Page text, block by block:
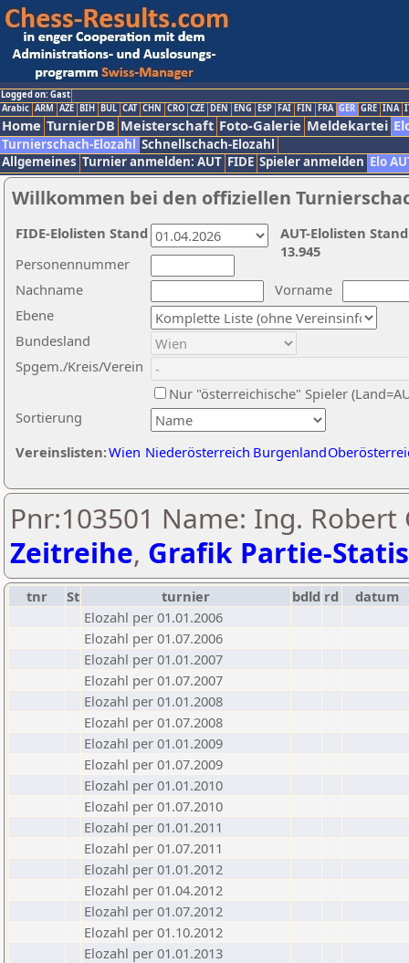
Logged on: Gast
Arabic ARM AZE BIH BUL CAT CHN CRO CZE DEN ENG ESP FAI FIN FRA GER GRE INA
Home TurnierDB Meisterschaft Foto-Galerie Meldekartei
Turnierschach-Elozahl Schnellschach-Elozahl
Allgemeines Turnier anmelden: AUT FIDE Spieler anmelden Elo
Willkommen bei den offiziellen
Nachname
Vorname
Ebene
Sortierung
Personennummer
Bundesland
Spgem./Kreis/Verein
Nur "österreichische" Spieler
Vereinslisten:Wien Niederösterreich Burgenland
AUT-Elolisten
13.945
FIDE-Elolisten Stand
Pnr:103501 Name: Ing.
Zeitreihe, Grafik Partie-
tnr St turnier bdld rd
datum
Elozahl per 01.01.2006
Elozahl per 01.07.2006
Elozahl per 01.01.2007
Elozahl per 01.07.2007
Elozahl per 01.01.2008
Elozahl per 01.07.2008
Elozahl per 01.01.2009
Elozahl per 01.07.2009
Elozahl per 01.01.2010
Elozahl per 01.07.2010
Elozahl per 01.01.2011
Elozahl per 01.07.2011
Elozahl per 01.01.2012
Elozahl per 01.04.2012
Elozahl per 01.07.2012
Elozahl per 01.10.2012
Elozahl per 01.01.2013